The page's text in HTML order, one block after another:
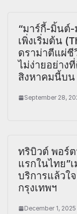
“มาร์กี้-มิ้นต์-
เพิ่งเริ่มต้น
ดราม่าตีแผ่ชี
ไม่ง่ายอย่าง
สิงหาคมนี้บน
September 28,
ทริบิวต์ พอร์
แรกในไทย”
บริการแล้วใ
กรุงเทพฯ
December 1, 2025